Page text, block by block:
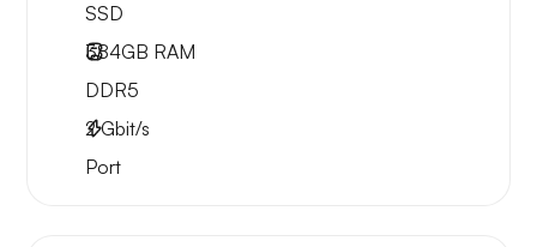
SSD
384GB RAM
DDR5
2Gbit/s
Port